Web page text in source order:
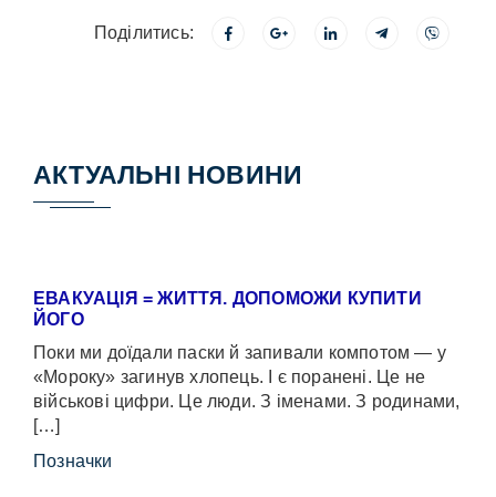
Поділитись:
АКТУАЛЬНІ НОВИНИ
ЕВАКУАЦІЯ = ЖИТТЯ. ДОПОМОЖИ КУПИТИ
ЙОГО
Поки ми доїдали паски й запивали компотом — у
«Мороку» загинув хлопець. І є поранені. Це не
військові цифри. Це люди. З іменами. З родинами,
[…]
Позначки